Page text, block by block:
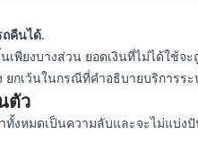
ถคืนได้.
เพียงบางส่วน ยอดเงินที่ไม่ได้ใช้จ
ยกเว้นในกรณีที่คำอธิบายบริการร
ตัว
ทั้งหมดเป็นความลับและจะไม่แบ่ง